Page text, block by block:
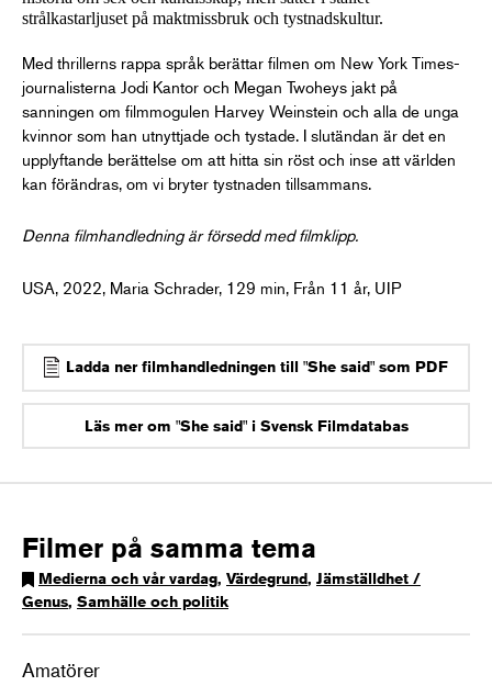
strålkastarljuset på maktmissbruk och tystnadskultur.
Med thrillerns rappa språk berättar filmen om New York Times-
journalisterna Jodi Kantor och Megan Twoheys jakt på
sanningen om filmmogulen Harvey Weinstein och alla de unga
kvinnor som han utnyttjade och tystade. I slutändan är det en
upplyftande berättelse om att hitta sin röst och inse att världen
kan förändras, om vi bryter tystnaden tillsammans.
Denna filmhandledning är försedd med filmklipp.
USA, 2022, Maria Schrader, 129 min, Från 11 år, UIP
Ladda ner filmhandledningen till "She said" som PDF
Läs mer om "She said" i Svensk Filmdatabas
Filmer på samma tema
Medierna och vår vardag, Värdegrund, Jämställdhet /
Genus, Samhälle och politik
Amatörer